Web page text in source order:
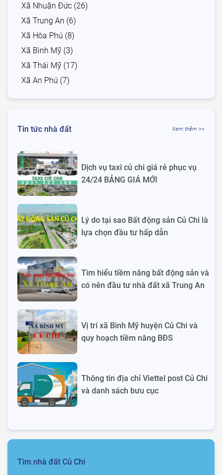
Xã Nhuận Đức (26)
Xã Trung An (6)
Xã Hòa Phú (8)
Xã Bình Mỹ (3)
Xã Thái Mỹ (17)
Xã An Phú (7)
Tin tức nhà đất Xem thêm >>
Dịch vụ taxi củ chi giá rẻ phục vụ
24/24 BẢNG GIÁ MỚI
Lý do tại sao Bất động sản Củ Chi là
lựa chọn đầu tư hấp dẫn
Tìm hiểu tiềm năng bất động sản và
có nên đầu tư nhà đất xã Trung An
Vị trí xã Bình Mỹ huyện Củ Chi và
quy hoạch tiềm năng BĐS
Thông tin địa chỉ Viettel post Củ Chi
và danh sách bưu cục
Tìm nhà đất Củ Chi